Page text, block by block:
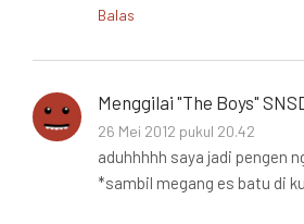
Balas
Menggilai "The Boys"
26 Mei 2012 pukul 20.42
aduhhhhh saya jadi pengen
*sambil megang es batu di